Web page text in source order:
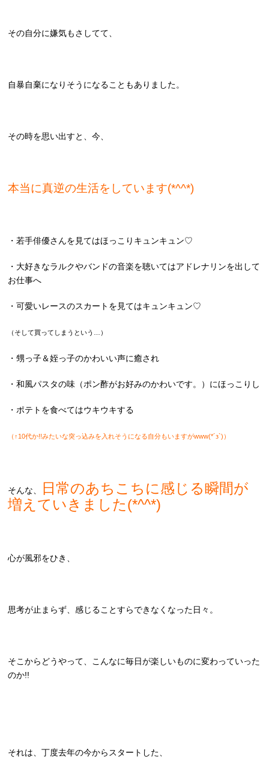
その自分に嫌気もさしてて、
自暴自棄になりそうになることもありました。
その時を思い出すと、今、
本当に真逆の生活をしています(*^^*)
・若手俳優さんを見てはほっこりキュンキュン♡
・大好きなラルクやバンドの音楽を聴いてはアドレナリンを出して
お仕事へ
・可愛いレースのスカートを見てはキュンキュン♡
（そして買ってしまうという…）
・甥っ子＆姪っ子のかわいい声に癒され
・和風パスタの味（ポン酢がお好みのかわいです。）にほっこりし
・ポテトを食べてはウキウキする
（↑10代か!!みたいな突っ込みを入れそうになる自分もいますがwww(*´з`)）
そんな、
日常のあちこちに感じる瞬間が
増えていきました(*^^*)
心が風邪をひき、
思考が止まらず、感じることすらできなくなった日々。
そこからどうやって、こんなに毎日が楽しいものに変わっていった
のか!!
それは、丁度去年の今からスタートした、